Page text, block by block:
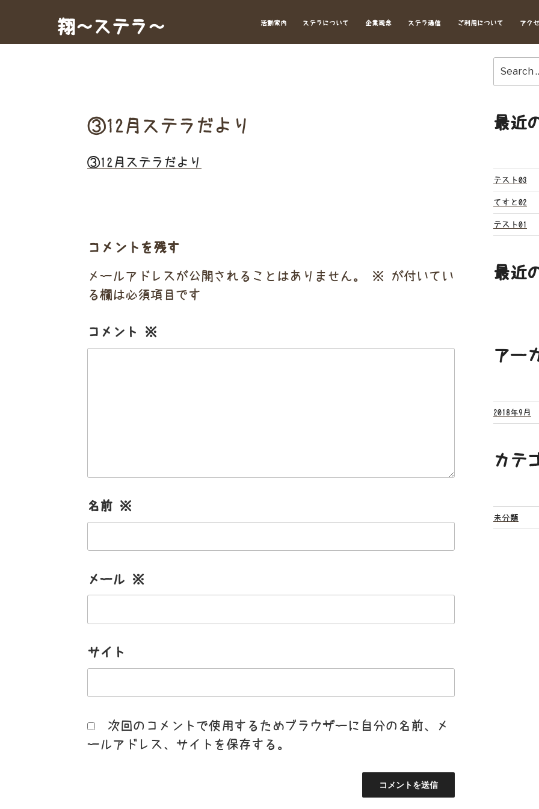
翔～ステラ～ 活動案内 ステラについて 企業理念 ステラ通信 ご利用について アク
③12月ステラだより
③12月ステラだより
コメントを残す
メールアドレスが公開されることはありません。 ※ が付いてい
る欄は必須項目です
コメント ※
名前 ※
メール ※
サイト
次回のコメントで使用するためブラウザーに自分の名前、メ
ールアドレス、サイトを保存する。
for:
最近
テスト03
てすと02
テスト01
最近
アー
2018年9月
カテ
未分類